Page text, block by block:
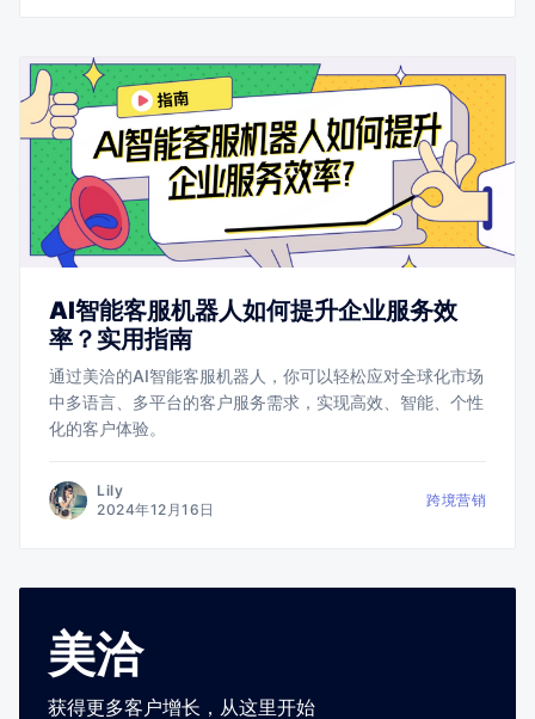
AI智能客服机器人如何提升企业服务效
率？实用指南
通过美洽的AI智能客服机器人，你可以轻松应对全球化市场
中多语言、多平台的客户服务需求，实现高效、智能、个性
化的客户体验。
Lily
2024年12月16日
跨境营销
美洽
获得更多客户增长，从这里开始